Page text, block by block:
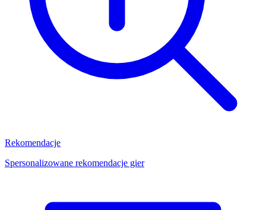
Rekomendacje
Spersonalizowane rekomendacje gier